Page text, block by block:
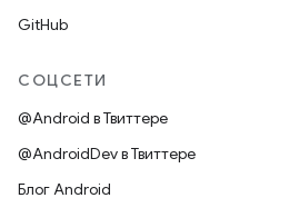
GitHub
СОЦСЕТИ
@Android в Твиттере
@AndroidDev в Твиттере
Блог Android